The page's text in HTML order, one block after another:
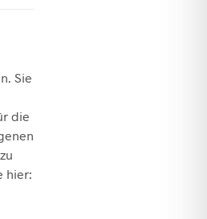
Sie
die
hier: